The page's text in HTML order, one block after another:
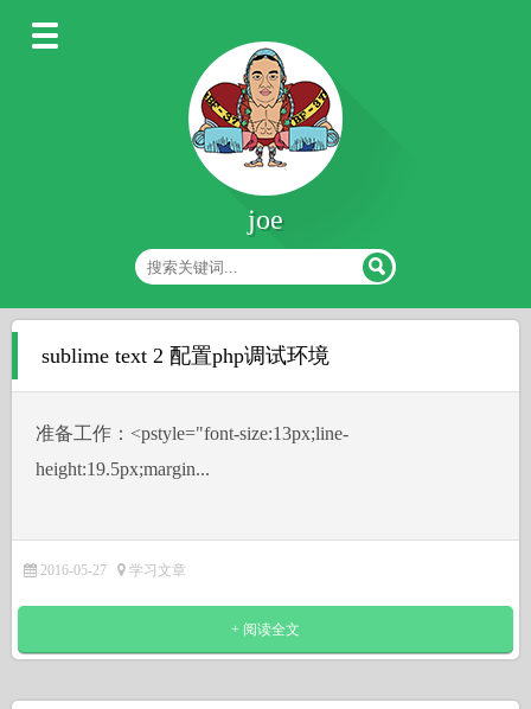
joe
sublime text 2 配置php调试环境
准备工作：˂pstyle="font-size:13px;line-
height:19.5px;margin...
2016-05-27 学习文章
+ 阅读全文